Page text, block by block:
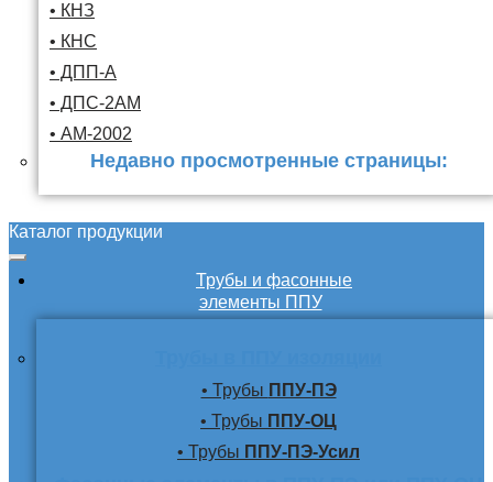
• КНЗ
• КНС
• ДПП-А
• ДПС-2АМ
• АМ-2002
Недавно просмотренные страницы:
Каталог продукции
Трубы и фасонные
элементы ППУ
• Трубы ППУ-ПЭ
• Трубы ППУ-ОЦ
• Трубы ППУ-ПЭ-Усил